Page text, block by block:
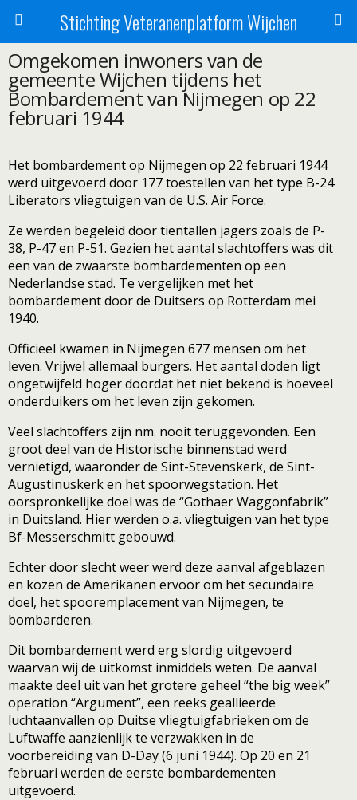
Stichting Veteranenplatform Wijchen
Omgekomen inwoners van de
gemeente Wijchen tijdens het
Bombardement van Nijmegen op 22
februari 1944
Het bombardement op Nijmegen op 22 februari 1944
werd uitgevoerd door 177 toestellen van het type B-24
Liberators vliegtuigen van de U.S. Air Force.
Ze werden begeleid door tientallen jagers zoals de P-
38, P-47 en P-51. Gezien het aantal slachtoffers was dit
een van de zwaarste bombardementen op een
Nederlandse stad. Te vergelijken met het
bombardement door de Duitsers op Rotterdam mei
1940.
Officieel kwamen in Nijmegen 677 mensen om het
leven. Vrijwel allemaal burgers. Het aantal doden ligt
ongetwijfeld hoger doordat het niet bekend is hoeveel
onderduikers om het leven zijn gekomen.
Veel slachtoffers zijn nm. nooit teruggevonden. Een
groot deel van de Historische binnenstad werd
vernietigd, waaronder de Sint-Stevenskerk, de Sint-
Augustinuskerk en het spoorwegstation. Het
oorspronkelijke doel was de “Gothaer Waggonfabrik”
in Duitsland. Hier werden o.a. vliegtuigen van het type
Bf-Messerschmitt gebouwd.
Echter door slecht weer werd deze aanval afgeblazen
en kozen de Amerikanen ervoor om het secundaire
doel, het spooremplacement van Nijmegen, te
bombarderen.
Dit bombardement werd erg slordig uitgevoerd
waarvan wij de uitkomst inmiddels weten. De aanval
maakte deel uit van het grotere geheel “the big week”
operation “Argument”, een reeks geallieerde
luchtaanvallen op Duitse vliegtuigfabrieken om de
Luftwaffe aanzienlijk te verzwakken in de
voorbereiding van D-Day (6 juni 1944). Op 20 en 21
februari werden de eerste bombardementen
uitgevoerd.